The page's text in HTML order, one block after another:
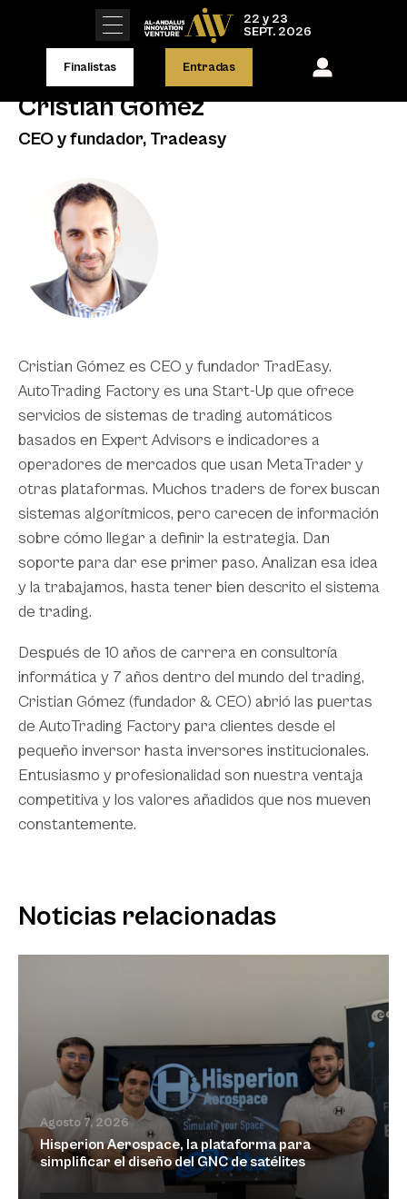
22 y 23
SEPT. 2026
Finalistas Entradas
Cristian Gómez
CEO y fundador, Tradeasy
Cristian Gómez es CEO y fundador TradEasy.
AutoTrading Factory es una Start-Up que ofrece
servicios de sistemas de trading automáticos
basados en Expert Advisors e indicadores a
operadores de mercados que usan MetaTrader y
otras plataformas. Muchos traders de forex buscan
sistemas algorítmicos, pero carecen de información
sobre cómo llegar a definir la estrategia. Dan
soporte para dar ese primer paso. Analizan esa idea
y la trabajamos, hasta tener bien descrito el sistema
de trading.
Después de 10 años de carrera en consultoría
informática y 7 años dentro del mundo del trading,
Cristian Gómez (fundador & CEO) abrió las puertas
de AutoTrading Factory para clientes desde el
pequeño inversor hasta inversores institucionales.
Entusiasmo y profesionalidad son nuestra ventaja
competitiva y los valores añadidos que nos mueven
constantemente.
Noticias relacionadas
Agosto 7, 2026
Hisperion Aerospace, la plataforma para
simplificar el diseño del GNC de satélites